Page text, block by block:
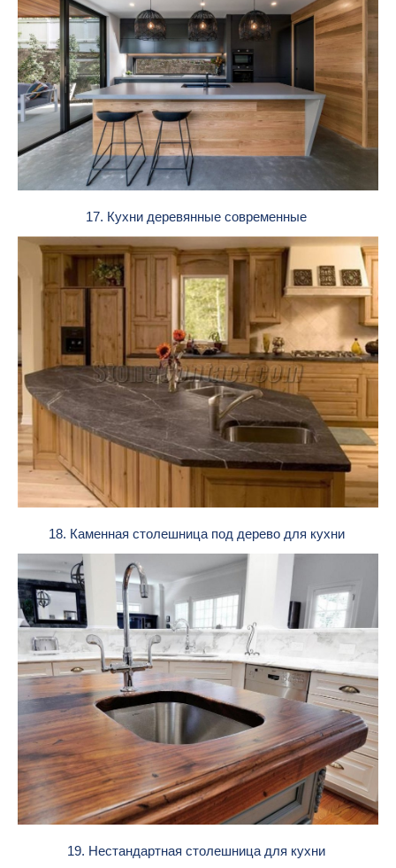
17. Кухни деревянные современные
18. Каменная столешница под дерево для кухни
19. Нестандартная столешница для кухни